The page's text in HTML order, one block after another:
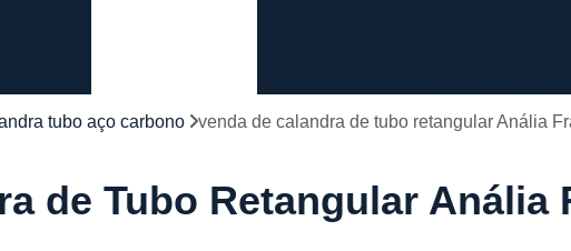
Cortes a
Calandragem Tubo em
Conformação com Tubo Tipo
tubo aço carbono venda de calandra de tubo retangular Anália
de Tubo Retangular Anália